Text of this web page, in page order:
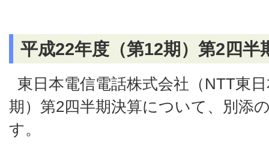
平成22年度（第12期）第2四半
東日本電信電話株式会社（NTT東
期）第2四半期決算について、別添
す。